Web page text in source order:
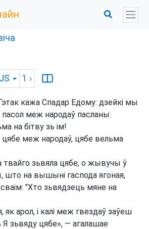
1 ›
кажа Спадар Едому: дзейкі мы
пасол меж народаў пасланы:
на бітву зь ім!
меж народаў, цябе вельма
твайго зьвяла цябе, о жывучы ў
што на вышыні гаспода ягоная,
"Хто зьвядзець мяне на
арол, і калі меж гвездаў заўеш
Я зьвяду цябе», — агалашае